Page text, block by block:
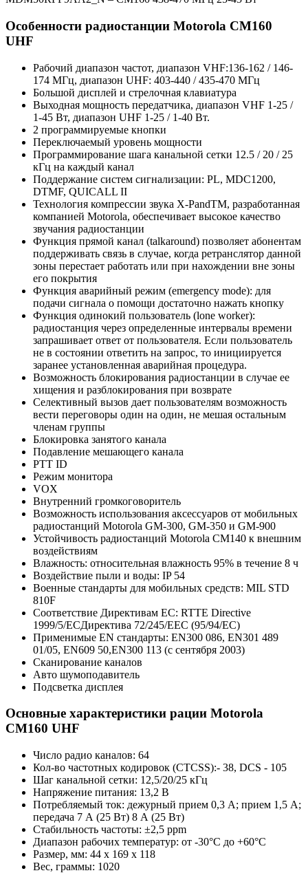
Особенности радиостанции Motorola CM160
UHF
Рабочий диапазон частот, диапазон VHF:136-162 / 146-
174 МГц, диапазон UHF: 403-440 / 435-470 МГц
Большой дисплей и стрелочная клавиатура
Выходная мощность передатчика, диапазон VHF 1-25 /
1-45 Вт, диапазон UHF 1-25 / 1-40 Вт.
2 программируемые кнопки
Переключаемый уровень мощности
Программирование шага канальной сетки 12.5 / 20 / 25
кГц на каждый канал
Поддержание систем сигнализации: PL, MDC1200,
DTMF, QUICALL II
Технология компрессии звука X-PandTM, разработанная
компанией Motorola, обеспечивает высокое качество
звучания радиостанции
Функция прямой канал (talkaround) позволяет абонентам
поддерживать связь в случае, когда ретранслятор данной
зоны перестает работать или при нахождении вне зоны
его покрытия
Функция аварийный режим (emergency mode): для
подачи сигнала о помощи достаточно нажать кнопку
Функция одинокий пользователь (lone worker):
радиостанция через определенные интервалы времени
запрашивает ответ от пользователя. Если пользователь
не в состоянии ответить на запрос, то инициируется
заранее установленная аварийная процедура.
Возможность блокирования радиостанции в случае ее
хищения и разблокирования при возврате
Селективный вызов дает пользователям возможность
вести переговоры один на один, не мешая остальным
членам группы
Блокировка занятого канала
Подавление мешающего канала
PTT ID
Режим монитора
VOX
Внутренний громкоговоритель
Возможность использования аксессуаров от мобильных
радиостанций Motorola GM-300, GM-350 и GM-900
Устойчивость радиостанций Motorola CM140 к внешним
воздействиям
Влажность: относительная влажность 95% в течение 8 ч
Воздействие пыли и воды: IP 54
Военные стандарты для мобильных средств: MIL STD
810F
Соответствие Директивам ЕС: RTTE Directive
1999/5/ECДиректива 72/245/EEC (95/94/EC)
Применимые EN стандарты: EN300 086, EN301 489
01/05, EN609 50,EN300 113 (с сентября 2003)
Сканирование каналов
Авто шумоподавитель
Подсветка дисплея
Основные характеристики рации Motorola
CM160 UHF
Число радио каналов: 64
Кол-во частотных кодировок (CTCSS):- 38, DCS - 105
Шаг канальной сетки: 12,5/20/25 кГц
Напряжение питания: 13,2 В
Потребляемый ток: дежурный прием 0,3 А; прием 1,5 А;
передача 7 А (25 Вт) 8 А (25 Вт)
Стабильность частоты: ±2,5 ppm
Диапазон рабочих температур: от -30°С до +60°С
Размер, мм: 44 х 169 х 118
Вес, граммы: 1020